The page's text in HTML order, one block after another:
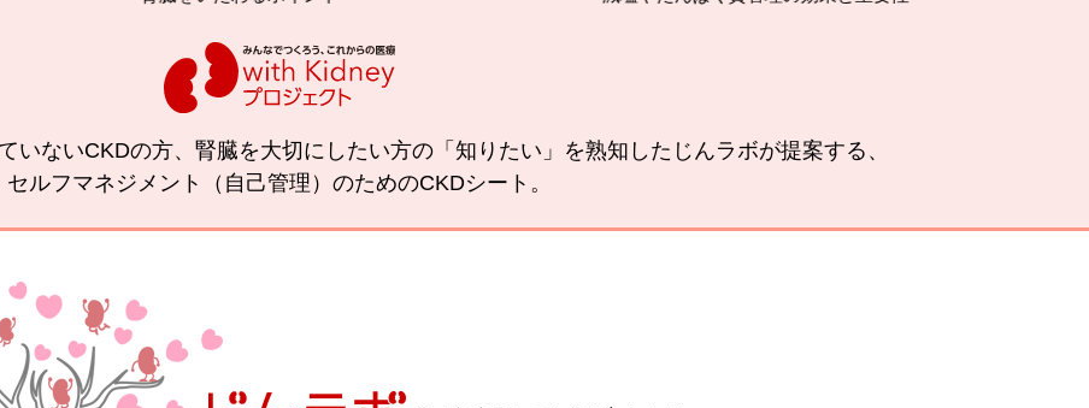
いないCKDの方、腎臓を大切にしたい方の「知りたい」を熟知したじんラボが提案する、
セルフマネジメント（自己管理）のためのCKDシート。